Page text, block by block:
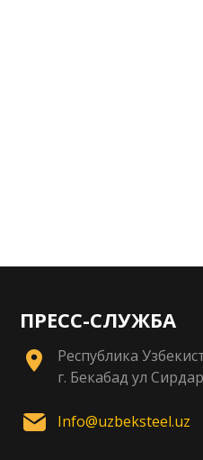
ПРЕСС-СЛУЖБА
Республика
г. Бекабад ул
Info@uzbeksteel.uz